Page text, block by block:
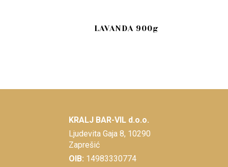
LAVANDA 900g
KRALJ BAR-VIL d.o.o.
Ljudevita Gaja 8, 10290
Zaprešić
OIB: 14983330774